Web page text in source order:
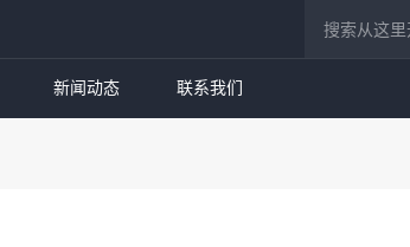
新闻动态 联系我们